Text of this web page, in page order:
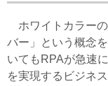
ホワイトカラーの
バー」という概念
いてもRPAが急速
を実現するビジネ